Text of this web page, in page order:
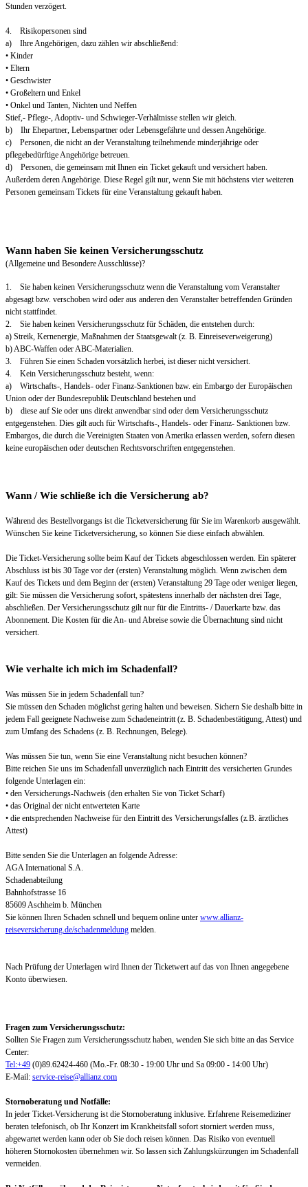
Stunden verzögert.
4. Risikopersonen sind
a) Ihre Angehörigen, dazu zählen wir abschließend:
• Kinder
• Eltern
• Geschwister
• Großeltern und Enkel
• Onkel und Tanten, Nichten und Neffen
Stief,- Pflege-, Adoptiv- und Schwieger-Verhältnisse stellen wir gleich.
b) Ihr Ehepartner, Lebenspartner oder Lebensgefährte und dessen Angehörige.
c) Personen, die nicht an der Veranstaltung teilnehmende minderjährige oder
pflegebedürftige Angehörige betreuen.
d) Personen, die gemeinsam mit Ihnen ein Ticket gekauft und versichert haben.
Außerdem deren Angehörige. Diese Regel gilt nur, wenn Sie mit höchstens vier weiteren
Personen gemeinsam Tickets für eine Veranstaltung gekauft haben.
Wann haben Sie keinen Versicherungsschutz
(Allgemeine und Besondere Ausschlüsse)?
1. Sie haben keinen Versicherungsschutz wenn die Veranstaltung vom Veranstalter
abgesagt bzw. verschoben wird oder aus anderen den Veranstalter betreffenden Gründen
nicht stattfindet.
2. Sie haben keinen Versicherungsschutz für Schäden, die entstehen durch:
a) Streik, Kernenergie, Maßnahmen der Staatsgewalt (z. B. Einreiseverweigerung)
b) ABC-Waffen oder ABC-Materialien.
3. Führen Sie einen Schaden vorsätzlich herbei, ist dieser nicht versichert.
4. Kein Versicherungsschutz besteht, wenn:
a) Wirtschafts-, Handels- oder Finanz-Sanktionen bzw. ein Embargo der Europäischen
Union oder der Bundesrepublik Deutschland bestehen und
b) diese auf Sie oder uns direkt anwendbar sind oder dem Versicherungsschutz
entgegenstehen. Dies gilt auch für Wirtschafts-, Handels- oder Finanz- Sanktionen bzw.
Embargos, die durch die Vereinigten Staaten von Amerika erlassen werden, sofern diesen
keine europäischen oder deutschen Rechtsvorschriften entgegenstehen.
Wann / Wie schließe ich die Versicherung ab?
Während des Bestellvorgangs ist die Ticketversicherung für Sie im Warenkorb ausgewählt.
Wünschen Sie keine Ticketversicherung, so können Sie diese einfach abwählen.
Die Ticket-Versicherung sollte beim Kauf der Tickets abgeschlossen werden. Ein späterer
Abschluss ist bis 30 Tage vor der (ersten) Veranstaltung möglich. Wenn zwischen dem
Kauf des Tickets und dem Beginn der (ersten) Veranstaltung 29 Tage oder weniger liegen,
gilt: Sie müssen die Versicherung sofort, spätestens innerhalb der nächsten drei Tage,
abschließen. Der Versicherungsschutz gilt nur für die Eintritts- / Dauerkarte bzw. das
Abonnement. Die Kosten für die An- und Abreise sowie die Übernachtung sind nicht
versichert.
Wie verhalte ich mich im Schadenfall?
Was müssen Sie in jedem Schadenfall tun?
Sie müssen den Schaden möglichst gering halten und beweisen. Sichern Sie deshalb bitte in
jedem Fall geeignete Nachweise zum Schadeneintritt (z. B. Schadenbestätigung, Attest) und
zum Umfang des Schadens (z. B. Rechnungen, Belege).
Was müssen Sie tun, wenn Sie eine Veranstaltung nicht besuchen können?
Bitte reichen Sie uns im Schadenfall unverzüglich nach Eintritt des versicherten Grundes
folgende Unterlagen ein:
• den Versicherungs-Nachweis (den erhalten Sie von Ticket Scharf)
• das Original der nicht entwerteten Karte
• die entsprechenden Nachweise für den Eintritt des Versicherungsfalles (z.B. ärztliches
Attest)
Bitte senden Sie die Unterlagen an folgende Adresse:
AGA International S.A.
Schadenabteilung
Bahnhofstrasse 16
85609 Aschheim b. München
Sie können Ihren Schaden schnell und bequem online unter www.allianz-
reiseversicherung.de/schadenmeldung melden.
Nach Prüfung der Unterlagen wird Ihnen der Ticketwert auf das von Ihnen angegebene
Konto überwiesen.
Fragen zum Versicherungsschutz:
Sollten Sie Fragen zum Versicherungsschutz haben, wenden Sie sich bitte an das Service
Center:
Tel:+49 (0)89.62424-460 (Mo.-Fr. 08:30 - 19:00 Uhr und Sa 09:00 - 14:00 Uhr)
E-Mail: service-reise@allianz.com
Stornoberatung und Notfälle:
In jeder Ticket-Versicherung ist die Stornoberatung inklusive. Erfahrene Reisemediziner
beraten telefonisch, ob Ihr Konzert im Krankheitsfall sofort storniert werden muss,
abgewartet werden kann oder ob Sie doch reisen können. Das Risiko von eventuell
höheren Stornokosten übernehmen wir. So lassen sich Zahlungskürzungen im Schadenfall
vermeiden.